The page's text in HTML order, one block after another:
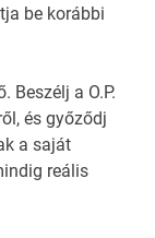
be korábbi
Beszélj a O.P.
és győződj
a saját
reális